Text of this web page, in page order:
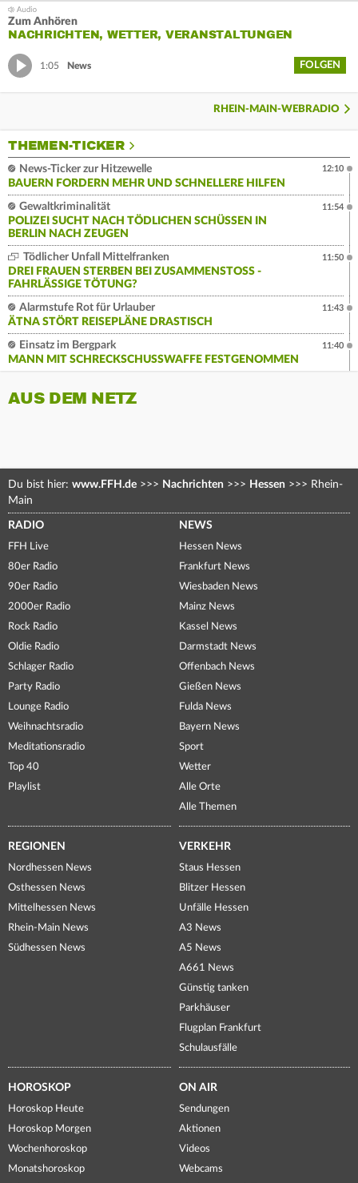
Zum Anhören
NACHRICHTEN, WETTER, VERANSTALTUNGEN
1:05 News FOLGEN
RHEIN-MAIN-WEBRADIO
THEMEN-TICKER
News-Ticker zur Hitzewelle
BAUERN FORDERN MEHR UND SCHNELLERE HILFEN
12:10
Gewaltkriminalität
POLIZEI SUCHT NACH TÖDLICHEN SCHÜSSEN IN
BERLIN NACH ZEUGEN
11:54
Tödlicher Unfall Mittelfranken
DREI FRAUEN STERBEN BEI ZUSAMMENSTOSS - F
AHRLÄSSIGE TÖTUNG?
11:50
Alarmstufe Rot für Urlauber
ÄTNA STÖRT REISEPLÄNE DRASTISCH
11:43
Einsatz im Bergpark
MANN MIT SCHRECKSCHUSSWAFFE FESTGENOMMEN
11:40
AUS DEM NETZ
Du bist hier: www.FFH.de >>> Nachrichten >>> Hessen >>> Rhein-
Main
RADIO
FFH Live
80er Radio
90er Radio
2000er Radio
Rock Radio
Oldie Radio
Schlager Radio
Party Radio
Lounge Radio
Weihnachtsradio
Meditationsradio
Top 40
Playlist
NEWS
Hessen News
Frankfurt News
Wiesbaden News
Mainz News
Kassel News
Darmstadt News
Offenbach News
Gießen News
Fulda News
Bayern News
Sport
Wetter
Alle Orte
Alle Themen
REGIONEN
Nordhessen News
Osthessen News
Mittelhessen News
Rhein-Main News
Südhessen News
VERKEHR
Staus Hessen
Blitzer Hessen
Unfälle Hessen
A3 News
A5 News
A661 News
Günstig tanken
Parkhäuser
Flugplan Frankfurt
Schulausfälle
HOROSKOP
Horoskop Heute
Horoskop Morgen
Wochenhoroskop
Monatshoroskop
ON AIR
Sendungen
Aktionen
Videos
Webcams